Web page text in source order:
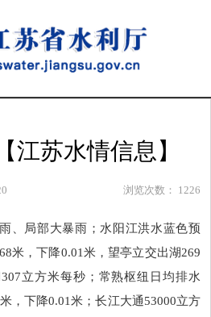
江苏水情信息】
浏览次数： 1226
、局部大暴雨；水阳江洪水蓝色预
米，下降0.01米，望亭立交出湖269
立方米每秒；常熟枢纽日均排水
，下降0.01米；长江大通53000立方